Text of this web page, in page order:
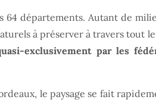
64 départements. Autant de
à préserver à travers tout le
exclusivement par les
le paysage se fait